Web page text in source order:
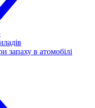
запаху в атомобілі